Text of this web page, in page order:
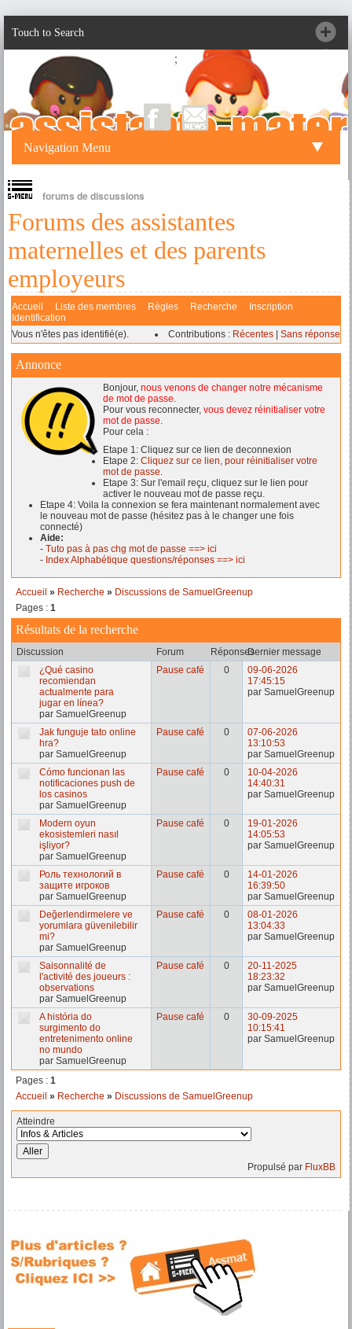
Touch to Search
;
Navigation Menu
forums de discussions
Forums des assistantes
maternelles et des parents
employeurs
Accueil Liste des membres Règles Recherche
Inscription
Identification
Vous n'êtes pas identifié(e).
Contributions : Récentes Sans réponse
Annonce
Bonjour, nous venons de changer notre mécanisme
de mot de passe.
Pour vous reconnecter, vous devez réinitialiser votre
mot de passe.
Pour cela :
Etape 1: Cliquez sur ce lien de deconnexion
Etape 2: Cliquez sur ce lien, pour réinitialiser votre
mot de passe.
Etape 3: Sur l'email reçu, cliquez sur le lien pour
activer le nouveau mot de passe reçu.
Etape 4: Voila la connexion se fera maintenant normalement avec
le nouveau mot de passe (hésitez pas à le changer une fois
connecté)
Aide:
- Tuto pas à pas chg mot de passe ==> ici
- Index Alphabétique questions/réponses ==> ici
Accueil » Recherche » Discussions de SamuelGreenup
Pages : 1
Résultats de la recherche
Discussion Forum RéponsesDernier message
¿Qué casino
recomiendan
actualmente para
jugar en línea?
par SamuelGreenup
Pause café 0
09-06-2026
17:45:15
par SamuelGreenup
Jak funguje tato online
hra?
par SamuelGreenup
Pause café 0
07-06-2026
13:10:53
par SamuelGreenup
Cómo funcionan las
notificaciones push de
los casinos
par SamuelGreenup
Pause café 0
10-04-2026
14:40:31
par SamuelGreenup
Modern oyun
ekosistemleri nasıl
işliyor?
par SamuelGreenup
Pause café 0
19-01-2026
14:05:53
par SamuelGreenup
Роль технологий в
защите игроков
par SamuelGreenup
Pause café 0
14-01-2026
16:39:50
par SamuelGreenup
Değerlendirmelere ve
yorumlara güvenilebilir
mi?
par SamuelGreenup
Pause café 0
08-01-2026
13:04:33
par SamuelGreenup
Saisonnalité de
l'activité des joueurs :
observations
par SamuelGreenup
Pause café 0
20-11-2025
18:23:32
par SamuelGreenup
A história do
surgimento do
entretenimento online
no mundo
par SamuelGreenup
Pause café 0
30-09-2025
10:15:41
par SamuelGreenup
Pages : 1
Accueil » Recherche » Discussions de SamuelGreenup
Atteindre
Propulsé par FluxBB